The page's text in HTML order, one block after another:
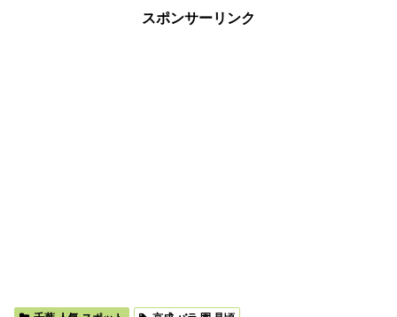
スポンサーリンク